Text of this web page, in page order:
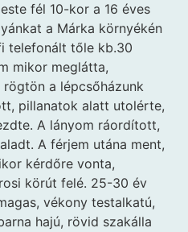
fél 10-kor a 16 éves
a Márka környékén
telefonált tőle kb.30
mikor meglátta,
a lépcsőházunk
pillanatok alatt utolérte,
A lányom ráordított,
A férjem utána ment,
kérdőre vonta,
körút felé. 25-30 év
vékony testalkatú,
hajú, rövid szakálla